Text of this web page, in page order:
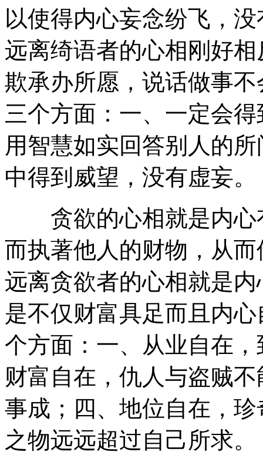
以使得内心妄念纷飞，
远离绮语者的心相刚好
欺承办所愿，说话做事
三个方面：一、一定会
用智慧如实回答别人的
中得到威望，没有虚妄。
贪欲的心相就是内心
而执著他人的财物，从
远离贪欲者的心相就是
是不仅财富具足而且内
个方面：一、从业自在
财富自在，仇人与盗贼
事成；四、地位自在，
之物远远超过自己所求。